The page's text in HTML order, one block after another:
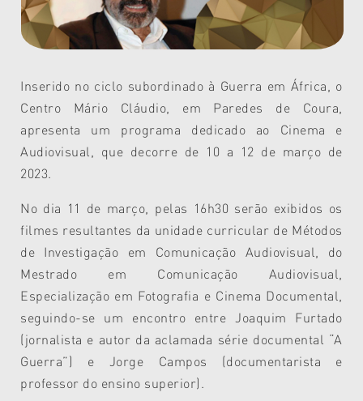
Inserido no ciclo subordinado à Guerra em África, o
Centro Mário Cláudio, em Paredes de Coura,
apresenta um programa dedicado ao Cinema e
Audiovisual, que decorre de 10 a 12 de março de
2023.
No dia 11 de março, pelas 16h30 serão exibidos os
filmes resultantes da unidade curricular de Métodos
de Investigação em Comunicação Audiovisual, do
Mestrado em Comunicação Audiovisual,
Especialização em Fotografia e Cinema Documental,
seguindo-se um encontro entre Joaquim Furtado
(jornalista e autor da aclamada série documental “A
Guerra”) e Jorge Campos (documentarista e
professor do ensino superior).